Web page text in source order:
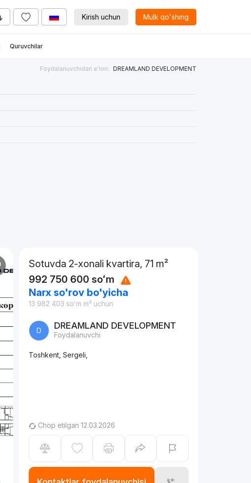
Kirish uchun Mulk qo'shing
Quruvchilar
Foydalanuvchidan e'lon: DREAMLAND DEVELOPMENT
Sotuvda 2-xonali kvartira, 71 m²
992 750 600 soʻm
Narx so'rov bo'yicha
13 982 403 soʻm m² uchun
D DREAMLAND DEVELOPMENT
Foydalanuvchi
Toshkent, Sergeli,
Chop etilgan 12.03.2026